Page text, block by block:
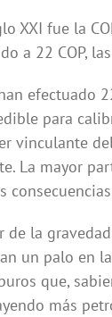
XXI fue la
a 22 COP,
efectuado
para
vinculante
La mayor
de la
un palo en
que,
más